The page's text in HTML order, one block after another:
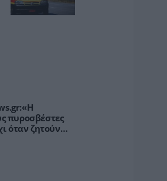
πυροσβέστες
όταν ζητούν